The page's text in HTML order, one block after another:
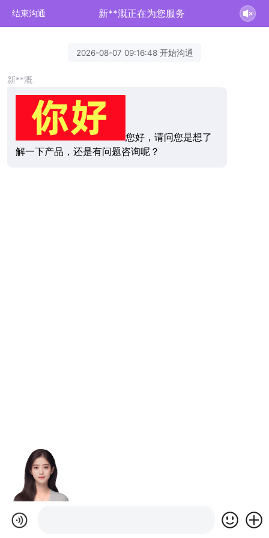
结束沟通 新**溉正在为您服务
2026-08-07 09:16:48 开始沟通
新**溉
您好，请问您是想了
解一下产品，还是有问题咨询呢？